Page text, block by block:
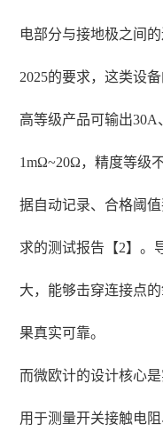
电部分与接地极之间
2025的要求，这类设
高等级产品可输出
1mΩ~20Ω，精度等级
据自动记录、合格阈
求的测试报告【2】。
大，能够击穿连接点
果真实可靠。
而微欧计的设计核心
用于测量开关接触电